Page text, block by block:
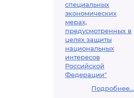
специальных
экономических
мерах,
предусмотренных в
целях защиты
национальных
интересов
Российской
Федерации"
Подробнее...